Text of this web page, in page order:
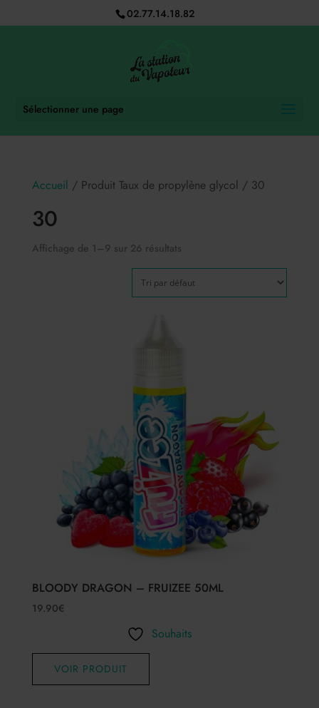
02.77.14.18.82
Sélectionner une page
Accueil / Produit Taux de propylène glycol / 30
30
Affichage de 1–9 sur 26 résultats
BLOODY DRAGON – FRUIZEE 50ML
19.90€
Souhaits
VOIR PRODUIT